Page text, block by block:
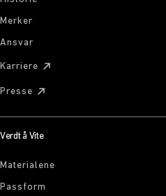
Merker
Ansvar
Karriere
Presse
Verdt å Vite
Materialene
Passform